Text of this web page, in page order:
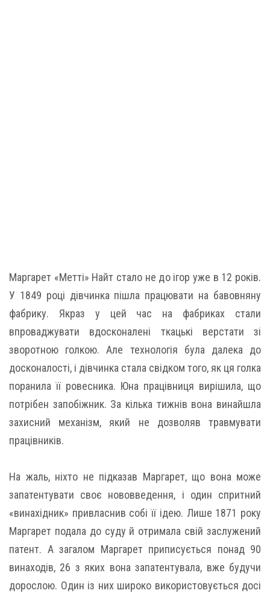
Маргарет «Метті» Найт стало не до ігор уже в 12 років.
У 1849 році дівчинка пішла працювати на бавовняну
фабрику. Якраз у цей час на фабриках стали
впроваджувати вдосконалені ткацькі верстати зі
зворотною голкою. Але технологія була далека до
досконалості, і дівчинка стала свідком того, як ця голка
поранила її ровесника. Юна працівниця вирішила, що
потрібен запобіжник. За кілька тижнів вона винайшла
захисний механізм, який не дозволяв травмувати
працівників.
На жаль, ніхто не підказав Маргарет, що вона може
запатентувати своє нововведення, і один спритний
«винахідник» привласнив собі її ідею. Лише 1871 року
Маргарет подала до суду й отримала свій заслужений
патент. А загалом Маргарет приписується понад 90
винаходів, 26 з яких вона запатентувала, вже будучи
дорослою. Один із них широко використовується досі